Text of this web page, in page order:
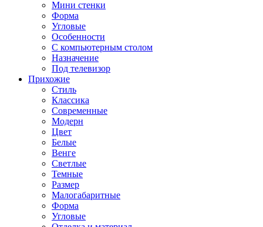
Мини стенки
Форма
Угловые
Особенности
С компьютерным столом
Назначение
Под телевизор
Прихожие
Стиль
Классика
Современные
Модерн
Цвет
Белые
Венге
Светлые
Темные
Размер
Малогабаритные
Форма
Угловые